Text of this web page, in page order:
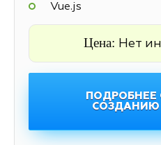
Vue.js
Цена: Нет
ПОДРОБНЕЕ
СОЗДАНИЮ